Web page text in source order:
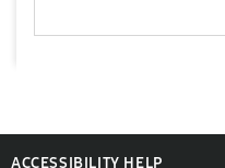
ACCESSIBILITY HELP